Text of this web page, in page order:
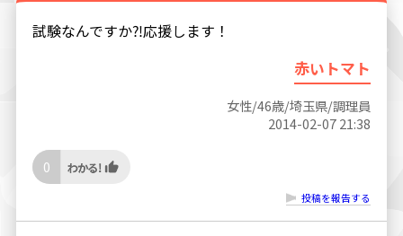
試験なんですか⁈応援します！
赤いトマト
女性/46歳/埼玉県/調理員
2014-02-07 21:38
0
投稿を報告する